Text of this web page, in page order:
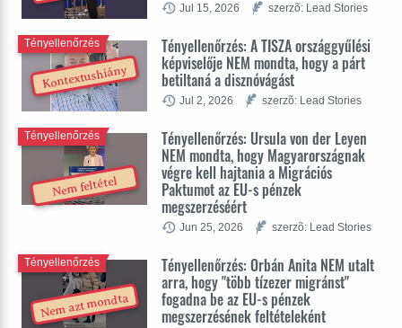
Jul 15, 2026 szerzõ: Lead Stories
Kontextushiány
Tényellenőrzés: A TISZA országgyűlési
képviselője NEM mondta, hogy a párt
betiltaná a disznóvágást
Tényellenőrzés
Jul 2, 2026 szerzõ: Lead Stories
Nem feltétel
Tényellenőrzés: Ursula von der Leyen
NEM mondta, hogy Magyarországnak
végre kell hajtania a Migrációs
Paktumot az EU-s pénzek
megszerzéséért
Tényellenőrzés
Jun 25, 2026 szerzõ: Lead Stories
Nem azt mondta
Tényellenőrzés: Orbán Anita NEM utalt
arra, hogy "több tízezer migránst"
fogadna be az EU-s pénzek
megszerzésének feltételeként
Tényellenőrzés